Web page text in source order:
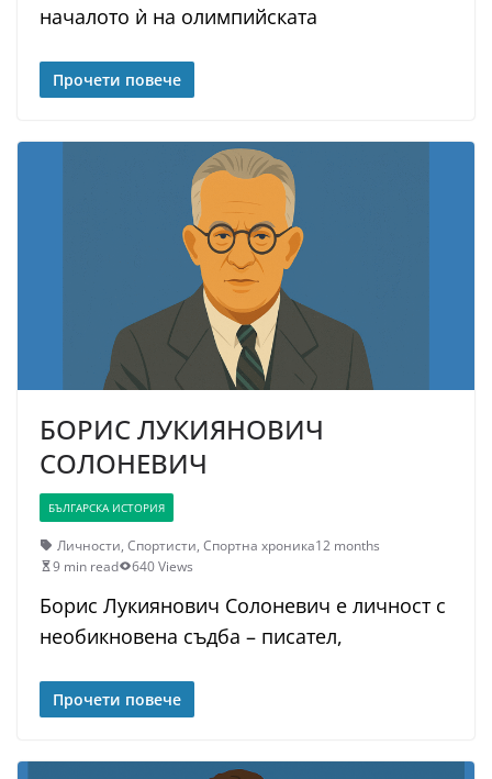
началото ѝ на олимпийската
Прочети повече
БОРИС ЛУКИЯНОВИЧ
СОЛОНЕВИЧ
БЪЛГАРСКА ИСТОРИЯ
Личности, Спортисти, Спортна хроника12 months
9 min read
640 Views
Борис Лукиянович Солоневич е личност с
необикновена съдба – писател,
Прочети повече